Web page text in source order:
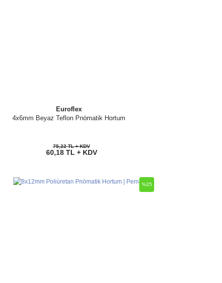
Euroflex
4x6mm Beyaz Teflon Pnömatik Hortum
75,22 TL + KDV
60,18 TL + KDV
%25